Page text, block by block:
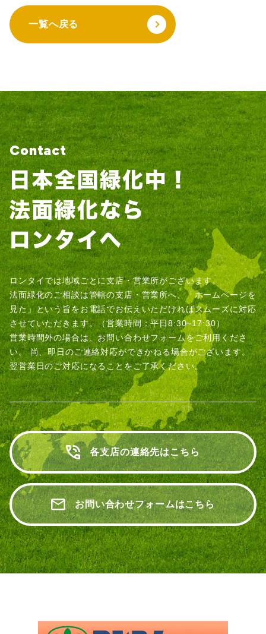
一覧へ戻る
Contact
ロンタイでは地域ごとに支店・営業所がございます。
法面緑化のご相談は管轄の支店・営業所へ、「ホームページを
見た」という旨をお電話でお伝えいただければスムーズに対応
させていただきます。（営業時間：平日8:30~17:30）
営業時間外の場合は、お問い合わせフォームをご利用くださ
い。尚、即日のご連絡対応ができかねる場合がございます。
翌営業日のご対応になることをご了承ください。
各支店の連絡先はこちら
お問い合わせフォームはこちら